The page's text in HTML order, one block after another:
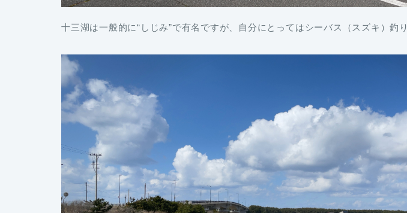
十三湖は一般的に“しじみ”で有名ですが、自分にとってはシーバス（スズキ）釣